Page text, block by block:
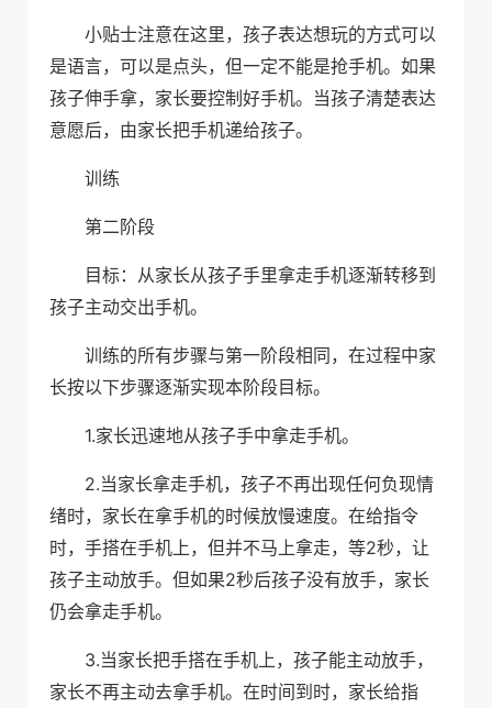
小贴士注意在这里，孩子表达想玩的方式可以
是语言，可以是点头，但一定不能是抢手机。如果
孩子伸手拿，家长要控制好手机。当孩子清楚表达
意愿后，由家长把手机递给孩子。
训练
第二阶段
目标：从家长从孩子手里拿走手机逐渐转移到
孩子主动交出手机。
训练的所有步骤与第一阶段相同，在过程中家
长按以下步骤逐渐实现本阶段目标。
1.家长迅速地从孩子手中拿走手机。
2.当家长拿走手机，孩子不再出现任何负现情
绪时，家长在拿手机的时候放慢速度。在给指令
时，手搭在手机上，但并不马上拿走，等2秒，让
孩子主动放手。但如果2秒后孩子没有放手，家长
仍会拿走手机。
3.当家长把手搭在手机上，孩子能主动放手，
家长不再主动去拿手机。在时间到时，家长给指